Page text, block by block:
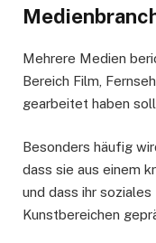
Mehrere Medien
Bereich Film,
gearbeitet haben
Besonders häufig
dass sie aus einem
und dass ihr
Kunstbereichen